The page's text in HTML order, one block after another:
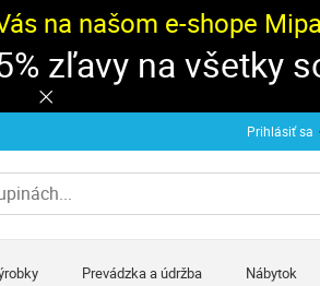
na našom e-shope
zľavy na všetky
Prihlásiť sa
Prevádzka a údržba Nábytok